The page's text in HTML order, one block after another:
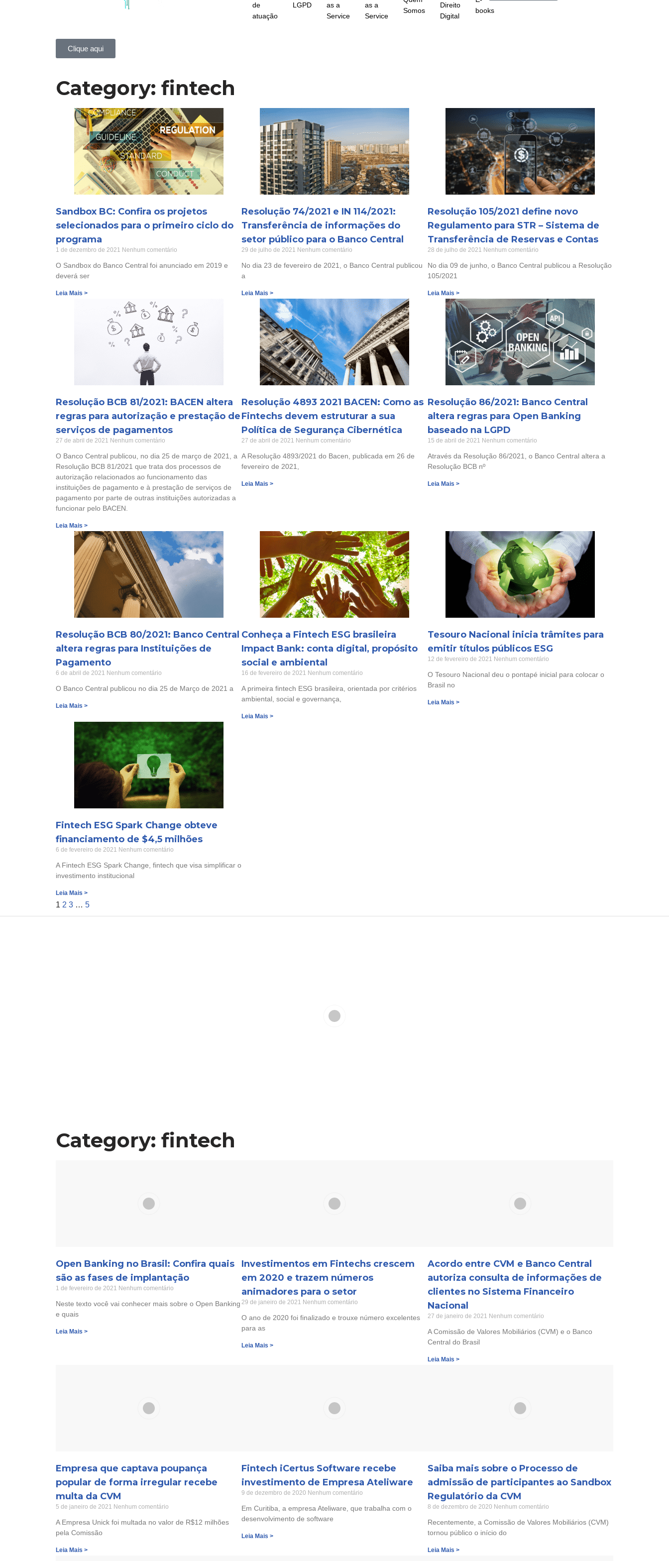
de
atuação
LGPD
as a
Service
as a
Service
Somos
Direito
Digital
books
Clique aqui
Category: fintech
Sandbox BC: Confira os projetos
selecionados para o primeiro ciclo do
programa
1 de dezembro de 2021 Nenhum comentário
O Sandbox do Banco Central foi anunciado em 2019 e
deverá ser
Leia Mais >
Resolução 74/2021 e IN 114/2021:
Transferência de informações do
setor público para o Banco Central
29 de julho de 2021 Nenhum comentário
No dia 23 de fevereiro de 2021, o Banco Central publicou
a
Leia Mais >
Resolução 105/2021 define novo
Regulamento para STR – Sistema de
Transferência de Reservas e Contas
28 de julho de 2021 Nenhum comentário
No dia 09 de junho, o Banco Central publicou a Resolução
105/2021
Leia Mais >
Resolução BCB 81/2021: BACEN altera
regras para autorização e prestação de
serviços de pagamentos
27 de abril de 2021 Nenhum comentário
O Banco Central publicou, no dia 25 de março de 2021, a
Resolução BCB 81/2021 que trata dos processos de
autorização relacionados ao funcionamento das
instituições de pagamento e à prestação de serviços de
pagamento por parte de outras instituições autorizadas a
funcionar pelo BACEN.
Leia Mais >
Resolução 4893 2021 BACEN: Como as
Fintechs devem estruturar a sua
Política de Segurança Cibernética
27 de abril de 2021 Nenhum comentário
A Resolução 4893/2021 do Bacen, publicada em 26 de
fevereiro de 2021,
Leia Mais >
Resolução 86/2021: Banco Central
altera regras para Open Banking
baseado na LGPD
15 de abril de 2021 Nenhum comentário
Através da Resolução 86/2021, o Banco Central altera a
Resolução BCB nº
Leia Mais >
Resolução BCB 80/2021: Banco Central
altera regras para Instituições de
Pagamento
6 de abril de 2021 Nenhum comentário
O Banco Central publicou no dia 25 de Março de 2021 a
Leia Mais >
Conheça a Fintech ESG brasileira
Impact Bank: conta digital, propósito
social e ambiental
16 de fevereiro de 2021 Nenhum comentário
A primeira fintech ESG brasileira, orientada por critérios
ambiental, social e governança,
Leia Mais >
Tesouro Nacional inicia trâmites para
emitir títulos públicos ESG
12 de fevereiro de 2021 Nenhum comentário
O Tesouro Nacional deu o pontapé inicial para colocar o
Brasil no
Leia Mais >
Fintech ESG Spark Change obteve
financiamento de $4,5 milhões
6 de fevereiro de 2021 Nenhum comentário
A Fintech ESG Spark Change, fintech que visa simplificar o
investimento institucional
Leia Mais >
1 2 3 … 5